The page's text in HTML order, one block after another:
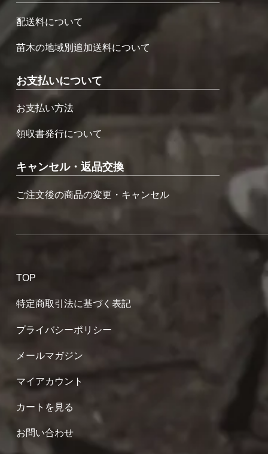
配送料について
苗木の地域別追加送料について
お支払いについて
お支払い方法
領収書発行について
キャンセル・返品交換
ご注文後の商品の変更・キャンセル
TOP
特定商取引法に基づく表記
プライバシーポリシー
メールマガジン
マイアカウント
カートを見る
お問い合わせ